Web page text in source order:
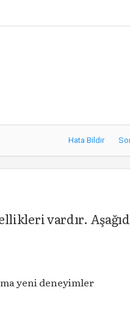
Hata Bildir
vardır.
yeni deneyimler